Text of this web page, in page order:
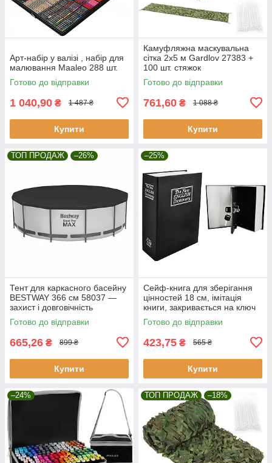
Арт-набір у валізі , набір для
малювання Maaleo 288 шт.
Готово до відправки
1 040,90 ₴ 1 487 ₴
Купити
Камуфляжна маскувальна
сітка 2x5 м Gardlov 27383 +
100 шт. стяжок
Готово до відправки
761,60 ₴ 1 088 ₴
Купити
ТОП ПРОДАЖ –26%
Тент для каркасного басейну
BESTWAY 366 см 58037 —
захист і довговічність
Готово до відправки
665,26 ₴ 899 ₴
Купити
–25%
Сейф-книга для зберігання
цінностей 18 см, імітація
книги, закривається на ключ
Malatec 6148
Готово до відправки
423,75 ₴ 565 ₴
Купити
–24% ТОП ПРОДАЖ –18%